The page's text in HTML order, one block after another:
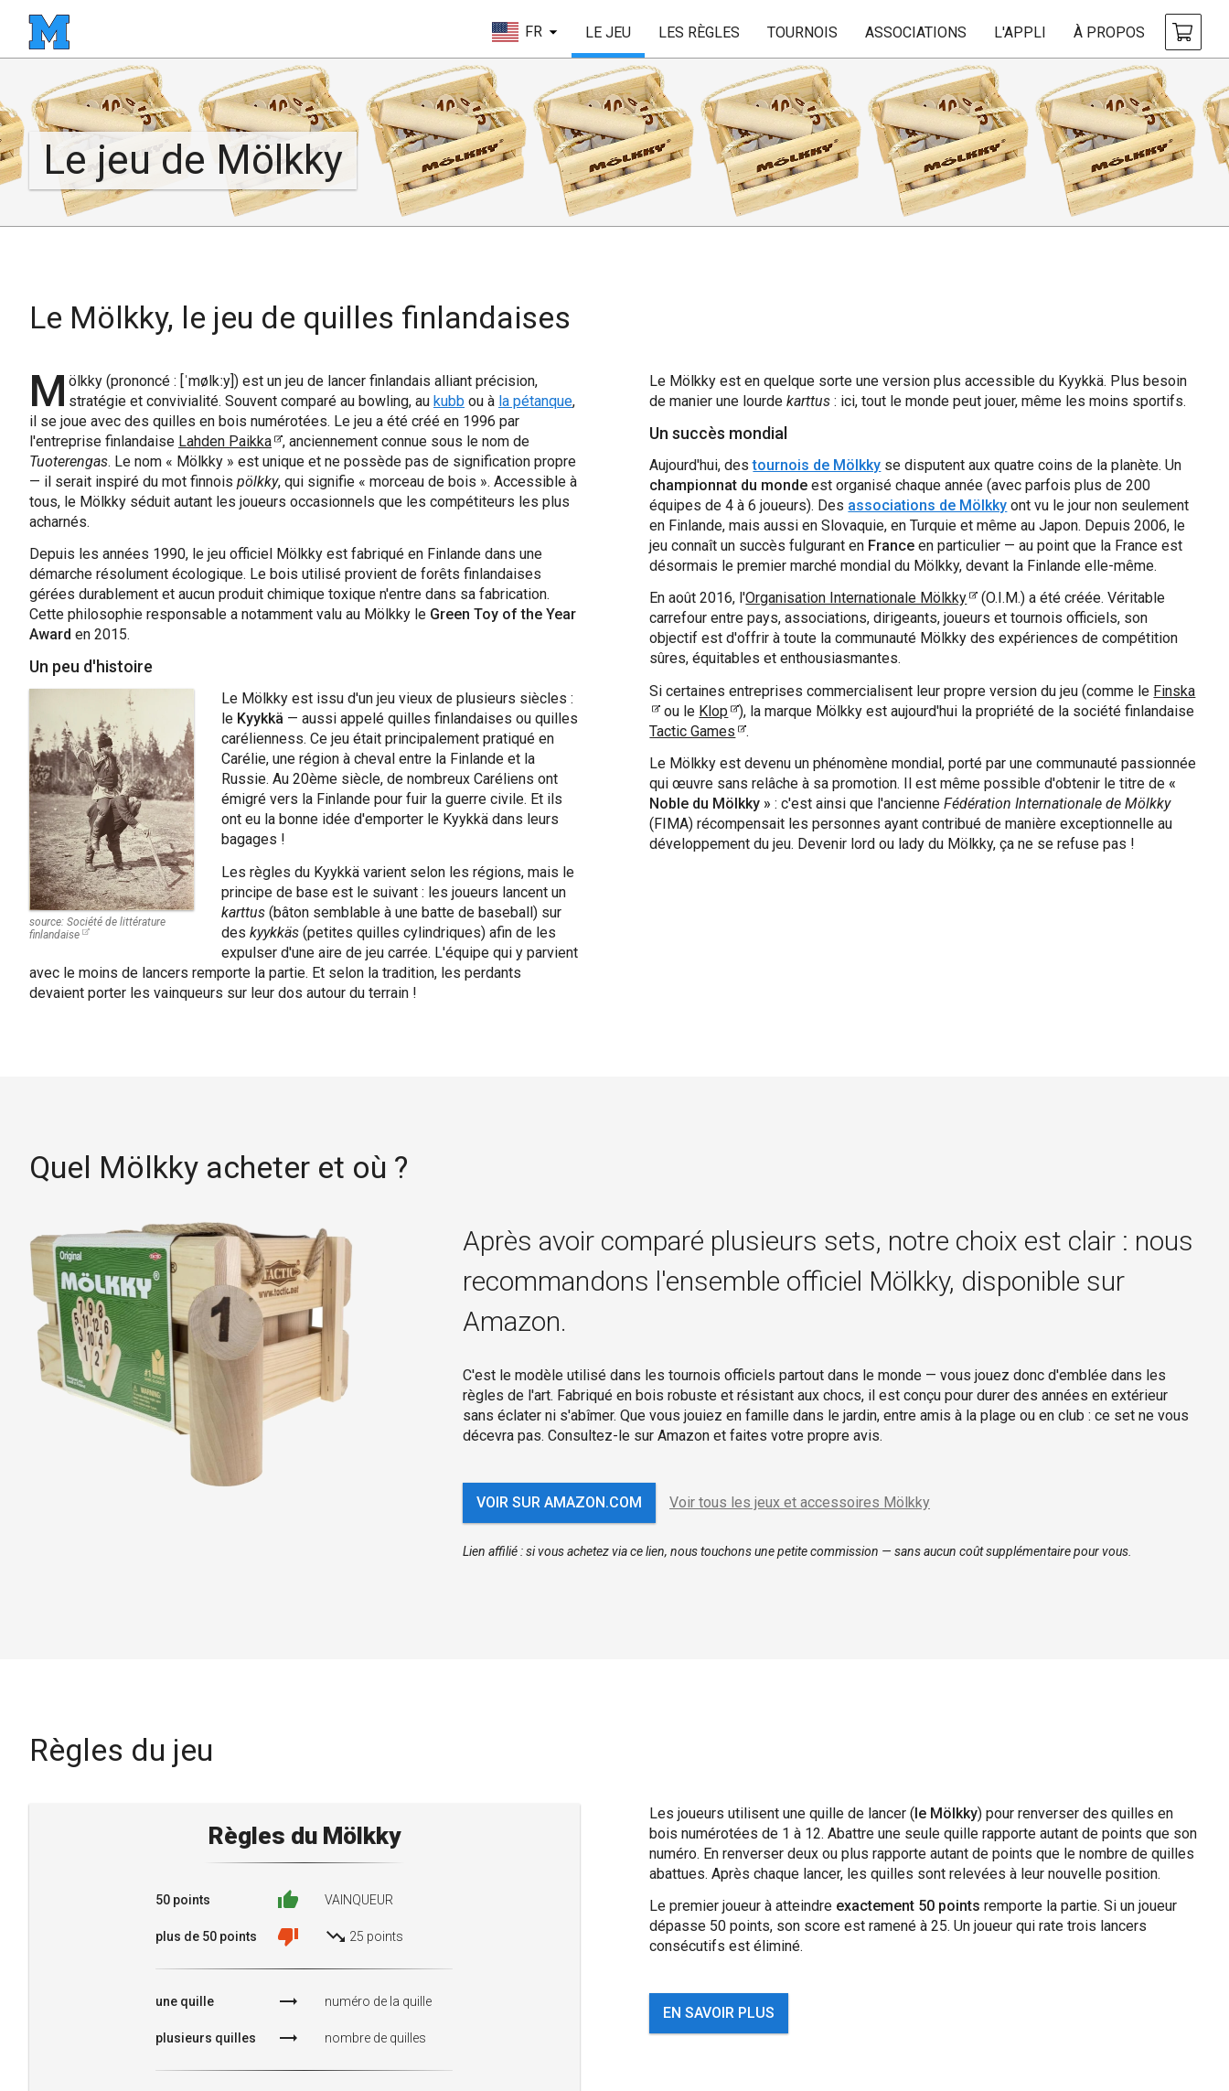
FR LE JEU LES RÈGLES TOURNOIS ASSOCIATIONS L'APPLI À PROPOS
Le jeu de Mölkky
Le Mölkky, le jeu de quilles finlandaises
M ölkky (prononcé : [ˈmølkːy]) est un jeu de lancer finlandais alliant précision,
stratégie et convivialité. Souvent comparé au bowling, au kubb ou à la pétanque,
il se joue avec des quilles en bois numérotées. Le jeu a été créé en 1996 par
l'entreprise finlandaise Lahden Paikka
, anciennement connue sous le nom de
Tuoterengas. Le nom « Mölkky » est unique et ne possède pas de signification propre
— il serait inspiré du mot finnois pölkky, qui signifie « morceau de bois ». Accessible à
tous, le Mölkky séduit autant les joueurs occasionnels que les compétiteurs les plus
acharnés.
Depuis les années 1990, le jeu officiel Mölkky est fabriqué en Finlande dans une
démarche résolument écologique. Le bois utilisé provient de forêts finlandaises
gérées durablement et aucun produit chimique toxique n'entre dans sa fabrication.
Cette philosophie responsable a notamment valu au Mölkky le Green Toy of the Year
Award en 2015.
Un peu d'histoire
source: Société de littérature
finlandaise
Le Mölkky est issu d'un jeu vieux de plusieurs siècles :
le Kyykkä — aussi appelé quilles finlandaises ou quilles
carélienness. Ce jeu était principalement pratiqué en
Carélie, une région à cheval entre la Finlande et la
Russie. Au 20ème siècle, de nombreux Caréliens ont
émigré vers la Finlande pour fuir la guerre civile. Et ils
ont eu la bonne idée d'emporter le Kyykkä dans leurs
bagages !
Les règles du Kyykkä varient selon les régions, mais le
principe de base est le suivant : les joueurs lancent un
karttus (bâton semblable à une batte de baseball) sur
deskyykkäs (petites quilles cylindriques) afin de les
expulser d'une aire de jeu carrée. L'équipe qui y parvient
avec le moins de lancers remporte la partie. Et selon la tradition, les perdants
devaient porter les vainqueurs sur leur dos autour du terrain !
Le Mölkky est en quelque sorte une version plus accessible du Kyykkä. Plus besoin
de manier une lourdekarttus : ici, tout le monde peut jouer, même les moins sportifs.
Un succès mondial
Aujourd'hui, destournois de Mölkky se disputent aux quatre coins de la planète. Un
championnat du monde est organisé chaque année (avec parfois plus de 200
équipes de 4 à 6 joueurs). Des associations de Mölkky ont vu le jour non seulement
en Finlande, mais aussi en Slovaquie, en Turquie et même au Japon. Depuis 2006, le
jeu connaît un succès fulgurant en France en particulier — au point que la France est
désormais le premier marché mondial du Mölkky, devant la Finlande elle-même.
En août 2016, l'Organisation Internationale Mölkky
(O.I.M.) a été créée. Véritable
carrefour entre pays, associations, dirigeants, joueurs et tournois officiels, son
objectif est d'offrir à toute la communauté Mölkky des expériences de compétition
sûres, équitables et enthousiasmantes.
Si certaines entreprises commercialisent leur propre version du jeu (comme le Finska
ou le Klop
), la marque Mölkky est aujourd'hui la propriété de la société finlandaise
Tactic Games
.
Le Mölkky est devenu un phénomène mondial, porté par une communauté passionnée
qui œuvre sans relâche à sa promotion. Il est même possible d'obtenir le titre de«
Noble du Mölkky » : c'est ainsi que l'ancienneFédération Internationale de Mölkky
(FIMA) récompensait les personnes ayant contribué de manière exceptionnelle au
développement du jeu. Devenir lord ou lady du Mölkky, ça ne se refuse pas !
Quel Mölkky acheter et où ?
Après avoir comparé plusieurs sets, notre choix est clair : nous
recommandons l'ensemble officiel Mölkky, disponible sur
Amazon.
C'est le modèle utilisé dans les tournois officiels partout dans le monde — vous jouez donc d'emblée dans les
règles de l'art. Fabriqué en bois robuste et résistant aux chocs, il est conçu pour durer des années en extérieur
sans éclater ni s'abîmer. Que vous jouiez en famille dans le jardin, entre amis à la plage ou en club : ce set ne vous
décevra pas. Consultez-le sur Amazon et faites votre propre avis.
VOIR SUR AMAZON.COM Voir tous les jeux et accessoires Mölkky
Lien affilié : si vous achetez via ce lien, nous touchons une petite commission — sans aucun coût supplémentaire pour vous.
Règles du jeu
Règles du Mölkky
50 points thumb_up VAINQUEUR
plus de 50 points thumb_down trending_down 25 points
une quille trending_flat numéro de la quille
plusieurs quilles trending_flat nombre de quilles
Les joueurs utilisent une quille de lancer (le Mölkky) pour renverser des quilles en
bois numérotées de 1 à 12. Abattre une seule quille rapporte autant de points que son
numéro. En renverser deux ou plus rapporte autant de points que le nombre de quilles
abattues. Après chaque lancer, les quilles sont relevées à leur nouvelle position.
Le premier joueur à atteindre exactement 50 points remporte la partie. Si un joueur
dépasse 50 points, son score est ramené à 25. Un joueur qui rate trois lancers
consécutifs est éliminé.
EN SAVOIR PLUS